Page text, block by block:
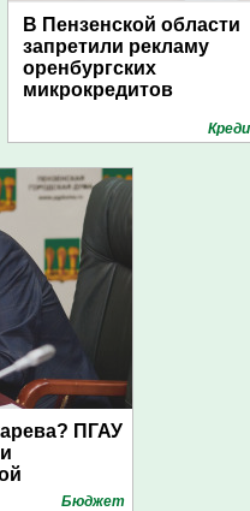
В Пензенской области
запретили рекламу
оренбургских
микрокредитов
ПГАУ
Бюджет